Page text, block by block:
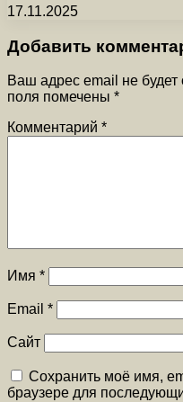
17.11.2025
Добавить
Ваш адрес email не будет
поля помечены *
Комментарий *
Имя *
Email *
Сайт
Сохранить моё имя,
браузере для